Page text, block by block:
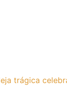
trágica